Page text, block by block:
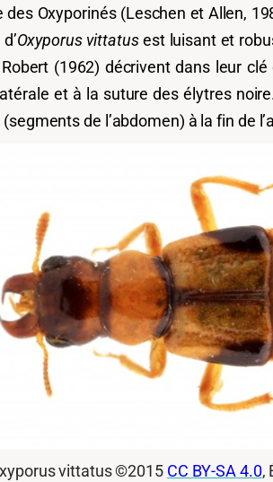
des Oxyporinés (Leschen et Allen,
Oxyporus vittatusest luisant et
(1962) décrivent dans leur clé
et à la suture des élytres
de l’abdomen) à la fin de
vittatus ©2015 CC BY-SA 4.0,